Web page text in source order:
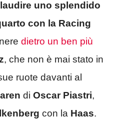
uno splendido
con la Racing
dietro un ben più
, che non è mai stato in
ruote davanti al
di Oscar Piastri,
con la Haas.